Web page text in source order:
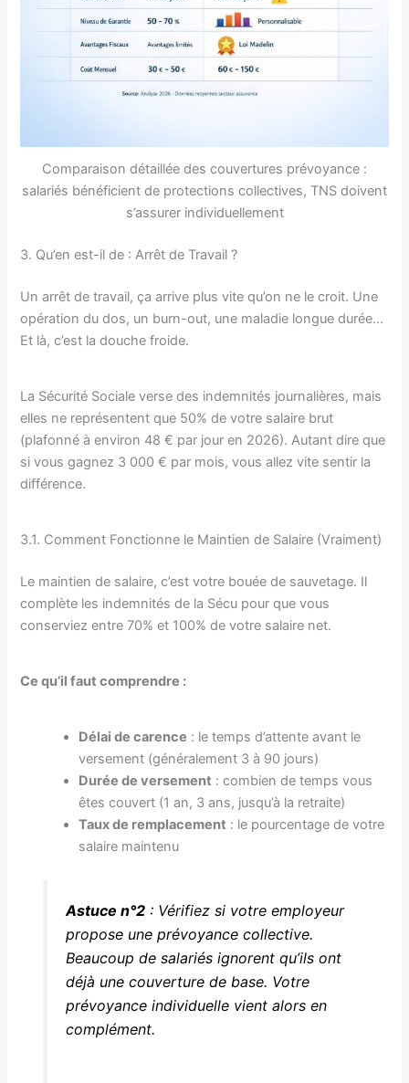
Comparaison détaillée des couvertures prévoyance :
salariés bénéficient de protections collectives, TNS doivent
s’assurer individuellement
3. Qu’en est-il de : Arrêt de Travail ?
Un arrêt de travail, ça arrive plus vite qu’on ne le croit. Une
opération du dos, un burn-out, une maladie longue durée…
Et là, c’est la douche froide.
La Sécurité Sociale verse des indemnités journalières, mais
elles ne représentent que 50% de votre salaire brut
(plafonné à environ 48 € par jour en 2026). Autant dire que
si vous gagnez 3 000 € par mois, vous allez vite sentir la
différence.
3.1. Comment Fonctionne le Maintien de Salaire (Vraiment)
Le maintien de salaire, c’est votre bouée de sauvetage. Il
complète les indemnités de la Sécu pour que vous
conserviez entre 70% et 100% de votre salaire net.
Ce qu’il faut comprendre :
Délai de carence : le temps d’attente avant le
versement (généralement 3 à 90 jours)
Durée de versement : combien de temps vous
êtes couvert (1 an, 3 ans, jusqu’à la retraite)
Taux de remplacement : le pourcentage de votre
salaire maintenu
Astuce n°2: Vérifiez si votre employeur
propose une prévoyance collective.
Beaucoup de salariés ignorent qu’ils ont
déjà une couverture de base. Votre
prévoyance individuelle vient alors en
complément.